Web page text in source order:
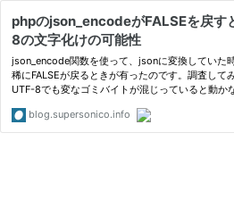
phpのjson_encodeがFALSEを戻す
8の文字化けの可能性
json_encode関数を使って、jsonに変換していた
稀にFALSEが戻るときが有ったのです。調査して
UTF-8でも変なゴミバイトが混じっていると動か
blog.supersonico.info